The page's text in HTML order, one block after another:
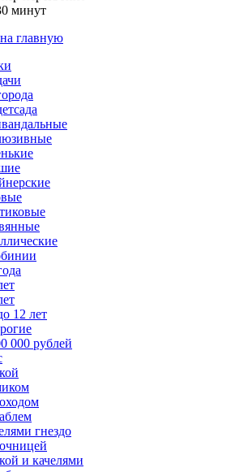
минут
главную
12 лет
000 рублей
гнездо
и качелями